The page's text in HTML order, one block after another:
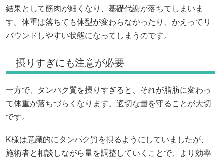
結果として筋肉が細くなり、基礎代謝が落ちてしまいま
す。体重は落ちても体型が変わらなかったり、かえってリ
バウンドしやすい状態になってしまうのです。
摂りすぎにも注意が必要
一方で、タンパク質を摂りすぎると、それが脂肪に変わっ
て体重が落ちづらくなります。適切な量を守ることが大切
です。
K様は意識的にタンパク質を摂るようにしていましたが、
施術者と相談しながら量を調整していくことで、より効率